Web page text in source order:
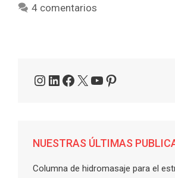
4 comentarios
Instagram
LinkedIn
Facebook
X YouTube
Pinterest
NUESTRAS ÚLTIMAS
Columna de hidromasaje para el